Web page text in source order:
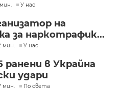
У нас
на
за наркотрафик...
мин. У нас
в Украйна
удари
мин. По света